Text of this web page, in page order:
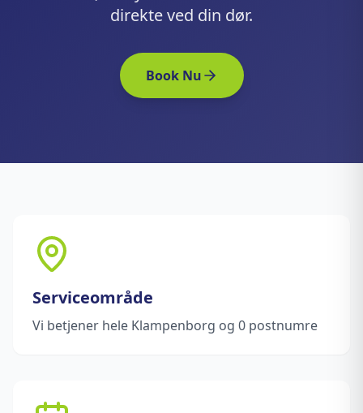
direkte ved din dør.
Book Nu
Serviceområde
Vi betjener hele Klampenborg og 0 postnumre